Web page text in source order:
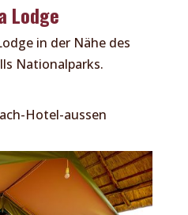
Lodge
in der Nähe des
Nationalparks.